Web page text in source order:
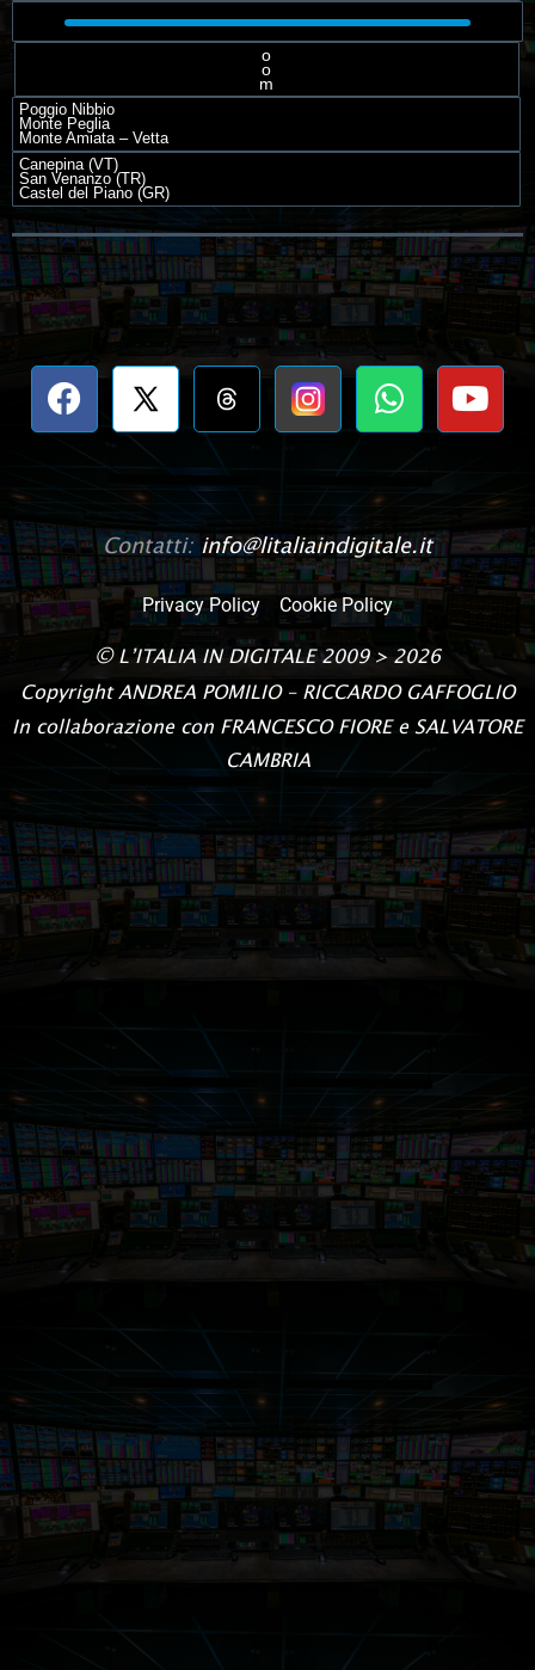
o
o
m
Poggio Nibbio
Monte Peglia
Monte Amiata – Vetta
Canepina (VT)
San Venanzo (TR)
Castel del Piano (GR)
Contatti:info@litaliaindigitale.it
Privacy Policy Cookie Policy
© L’ITALIA IN DIGITALE2009 > 2026
Copyright ANDREA POMILIO – RICCARDO GAFFOGLIO
In collaborazione con FRANCESCO FIORE e SALVATORE
CAMBRIA